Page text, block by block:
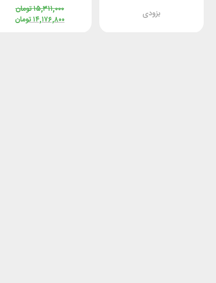
بزودی تومان۱۵,۳۱۱,۰۰۰
تومان۱۴,۱۷۶,۸۰۰